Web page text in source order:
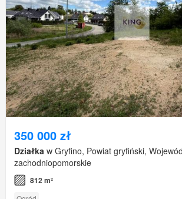
350 000 zł
Działka w Gryfino, Powiat gryfiński,
zachodniopomorskie
812 m²